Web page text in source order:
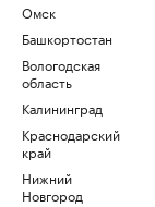
Омск
Башкортостан
Вологодская
область
Калининград
Краснодарский
край
Нижний
Новгород